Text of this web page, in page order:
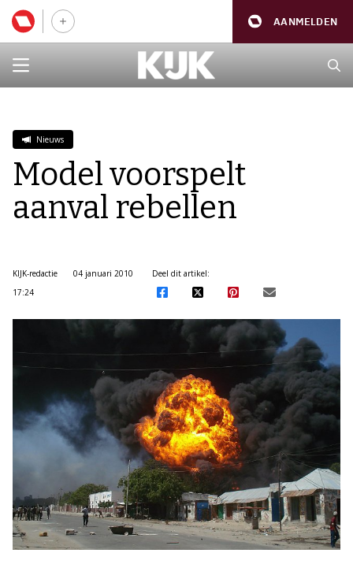
AANMELDEN
Nieuws
Model voorspelt
aanval rebellen
KIJK-redactie
04 januari 2010
17:24
Deel dit artikel: